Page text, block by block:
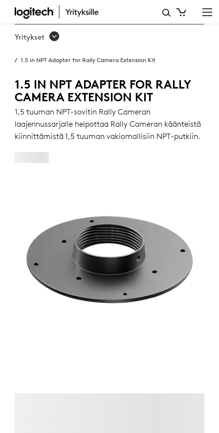
1,5
TUUMAN
SOVITIN
RALLY
CAMERAN
LAAJENNUSSARJALLE
Yritykset
1.5 in NPT Adapter for Rally Camera Extension Kit
1.5 IN NPT ADAPTER FOR RALLY
CAMERA EXTENSION KIT
1,5 tuuman NPT-sovitin Rally Cameran
laajennussarjalle helpottaa Rally Cameran käänteistä
kiinnittämistä 1,5 tuuman vakiomallisiin NPT-putkiin.